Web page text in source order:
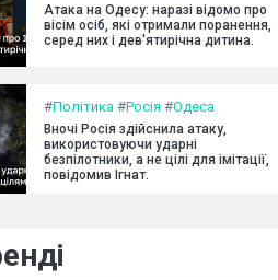
Атака на Одесу: наразі відомо про
вісім осіб, які отримали поранення,
серед них і дев'ятирічна дитина.
#Політика #Росія #Одеса
Вночі Росія здійснила атаку,
використовуючи ударні
безпілотники, а не цілі для імітації,
повідомив Ігнат.